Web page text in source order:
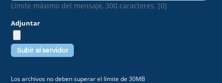
Límite máximo del mensaje, 300 caracteres. [0]
Adjuntar
Los archivos no deben superar el límite de 30MB